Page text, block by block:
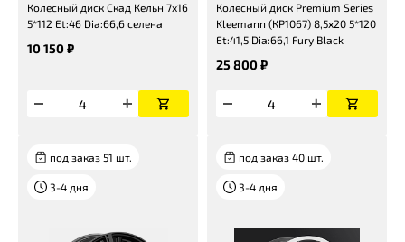
Колесный диск Скад Кельн 7x16
5*112 Et:46 Dia:66,6 селена
10 150 ₽
Колесный диск Premium Series
Kleemann (КР1067) 8,5x20 5*120
Et:41,5 Dia:66,1 Fury Black
25 800 ₽
под заказ 51 шт.
3-4 дня
под заказ 40 шт.
3-4 дня